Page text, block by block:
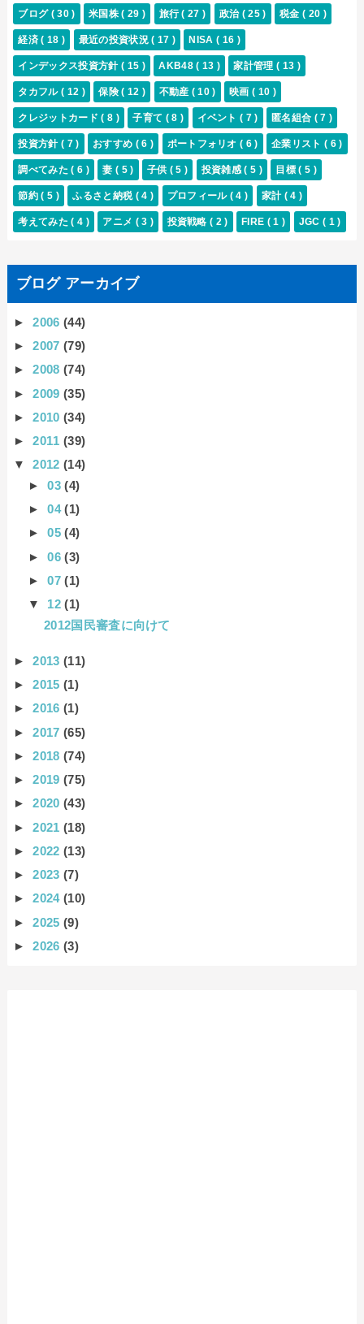
ブログ ( 30 ) 米国株( 29 ) 旅行( 27 ) 政治 ( 25 ) 税金 ( 20 )
経済( 18 ) 最近の投資状況( 17 ) NISA( 16 )
インデックス投資方針 ( 15 ) AKB48( 13 ) 家計管理( 13 )
タカフル( 12 ) 保険( 12 ) 不動産 ( 10 ) 映画( 10 )
クレジットカード( 8 ) 子育て ( 8 ) イベント( 7 ) 匿名組合 ( 7 )
投資方針( 7 ) おすすめ ( 6 ) ポートフォリオ( 6 ) 企業リスト ( 6 )
調べてみた( 6 ) 妻 ( 5 ) 子供 ( 5 ) 投資雑感( 5 ) 目標( 5 )
節約( 5 ) ふるさと納税 ( 4 ) プロフィール ( 4 ) 家計 ( 4 )
考えてみた( 4 ) アニメ ( 3 ) 投資戦略( 2 ) FIRE ( 1 ) JGC ( 1 )
ブログ アーカイブ
►2006(44)
►2007(79)
►2008(74)
►2009(35)
►2010(34)
►2011(39)
▼2012(14)
►03(4)
►04(1)
►05(4)
►06(3)
►07(1)
▼ 12(1)
2012国民審査に向けて
►2013(11)
►2015(1)
►2016(1)
►2017(65)
►2018(74)
►2019(75)
►2020(43)
►2021(18)
►2022(13)
►2023(7)
►2024(10)
►2025(9)
►2026(3)